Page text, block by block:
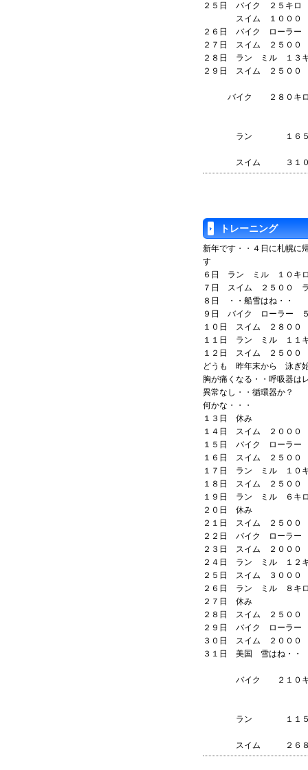
２５日 バイク ２５キ
スイム １０００
２６日 バイク ロー
２７日 スイム ２５０
２８日 ラン ミル １３
２９日 スイム ２５００
バイク ２８０キ
ラン １６５
スイム ３
トレーニング
新年です・・４日に札幌に
す
６日 ラン ミル １０キ
７日 スイム ２５００
８日 ・・船雪はね・・
９日 バイク ローラー
１０日 スイム ２８０
１１日 ラン ミル １１
１２日 スイム ２５００
どうも 昨年末から 泳ぎ
胸が痛くなる・・呼吸器は
異常なし・・循環器か？
何かな・・・
１３日 休み
１４日 スイム ２０００
１５日 バイク ローラー
１６日 スイム ２５０
１７日 ラン ミル １０
１８日 スイム ２５００
１９日 ラン ミル ６
２０日 休み
２１日 スイム ２５００
２２日 バイク ローラー
２３日 スイム ２０００
２４日 ラン ミル １２
２５日 スイム ３００
２６日 ラン ミル ８キ
２７日 休み
２８日 スイム ２５０
２９日 バイク ローラー
３０日 スイム ２００
３１日 美国 雪はね・・
バイク ２１０キ
ラン １１５
スイム ２